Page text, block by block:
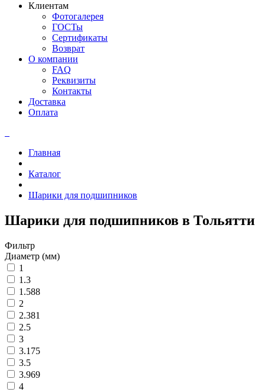
Клиентам
Фотогалерея
ГОСТы
Сертификаты
Возврат
О компании
FAQ
Реквизиты
Контакты
Доставка
Оплата
Главная
Каталог
Шарики для подшипников
Шарики для подшипников в Тольятти
Фильтр
Диаметр (мм)
1
1.3
1.588
2
2.381
2.5
3
3.175
3.5
3.969
4